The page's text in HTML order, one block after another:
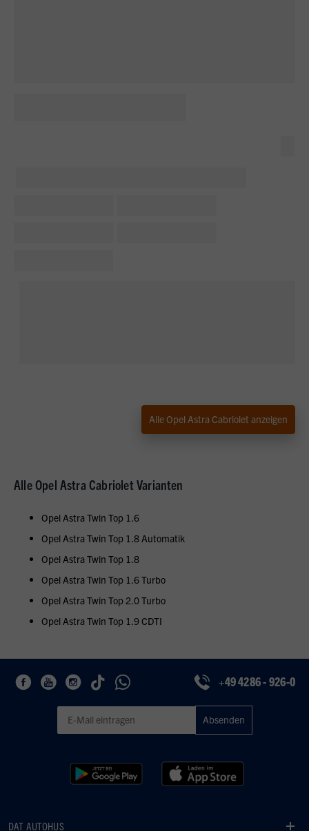
Alle Opel Astra Cabriolet anzeigen
Alle Opel Astra Cabriolet Varianten
Opel Astra Twin Top 1.6
Opel Astra Twin Top 1.8 Automatik
Opel Astra Twin Top 1.8
Opel Astra Twin Top 1.6 Turbo
Opel Astra Twin Top 2.0 Turbo
Opel Astra Twin Top 1.9 CDTI
+49 4286 - 926-0
Geben Sie eine gültige E-Mail-Adresse für den Newsletter ein
DAT AUTOHUS